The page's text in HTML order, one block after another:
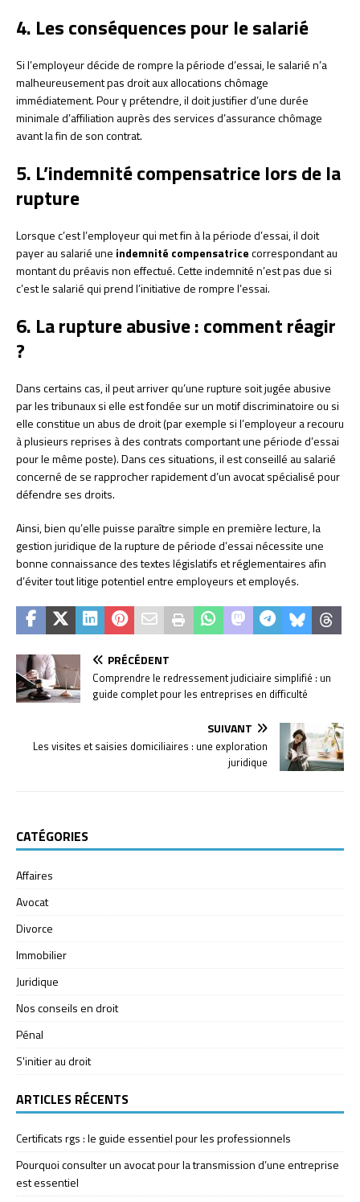
4. Les conséquences pour le salarié
Si l’employeur décide de rompre la période d’essai, le salarié n’a
malheureusement pas droit aux allocations chômage
immédiatement. Pour y prétendre, il doit justifier d’une durée
minimale d’affiliation auprès des services d’assurance chômage
avant la fin de son contrat.
5. L’indemnité compensatrice lors de la
rupture
Lorsque c’est l’employeur qui met fin à la période d’essai, il doit
payer au salarié une indemnité compensatricecorrespondant au
montant du préavis non effectué. Cette indemnité n’est pas due si
c’est le salarié qui prend l’initiative de rompre l’essai.
6. La rupture abusive : comment réagir
?
Dans certains cas, il peut arriver qu’une rupture soit jugée abusive
par les tribunaux si elle est fondée sur un motif discriminatoire ou si
elle constitue un abus de droit (par exemple si l’employeur a recouru
à plusieurs reprises à des contrats comportant une période d’essai
pour le même poste). Dans ces situations, il est conseillé au salarié
concerné de se rapprocher rapidement d’un avocat spécialisé pour
défendre ses droits.
Ainsi, bien qu’elle puisse paraître simple en première lecture, la
gestion juridique de la rupture de période d’essai nécessite une
bonne connaissance des textes législatifs et réglementaires afin
d’éviter tout litige potentiel entre employeurs et employés.
PRÉCÉDENT
Comprendre le redressement judiciaire simplifié : un
guide complet pour les entreprises en difficulté
SUIVANT
Les visites et saisies domiciliaires : une exploration
juridique
CATÉGORIES
Affaires
Avocat
Divorce
Immobilier
Juridique
Nos conseils en droit
Pénal
S'initier au droit
ARTICLES RÉCENTS
Certificats rgs : le guide essentiel pour les professionnels
Pourquoi consulter un avocat pour la transmission d’une entreprise
est essentiel